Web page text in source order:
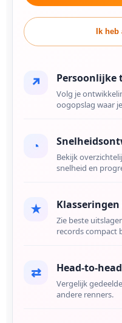
Ik
↗ Persoonlijke
Volg je
oogopslag waar
◔
Bekijk
snelheid en
★ Klasseringen
Zie beste
records compact
⇄ Head-to-
Vergelijk
andere renners.